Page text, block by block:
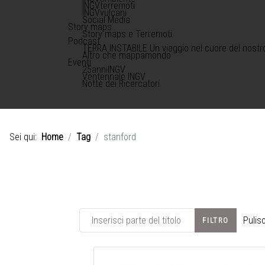
INGVterremoti
INGVvulcani
Social Media
Story maps
Story maps e Terremoti
Podcast
TERRA INSTABILE Un viaggio nel cuore del
Altro che mappamondo
Eventi
25anniINGV
Ventennale INGV
Notte dei Ricercatori
Sei qui: Home Tag stanford
Inserisci parte del titolo FILTRO